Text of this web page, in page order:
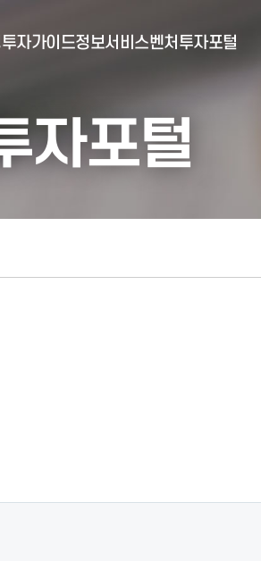
공시
투자가이드정보서비스
- 통계/연구 보고서
인
벤처투자포털
- 포털소개
- BI소개
자포털